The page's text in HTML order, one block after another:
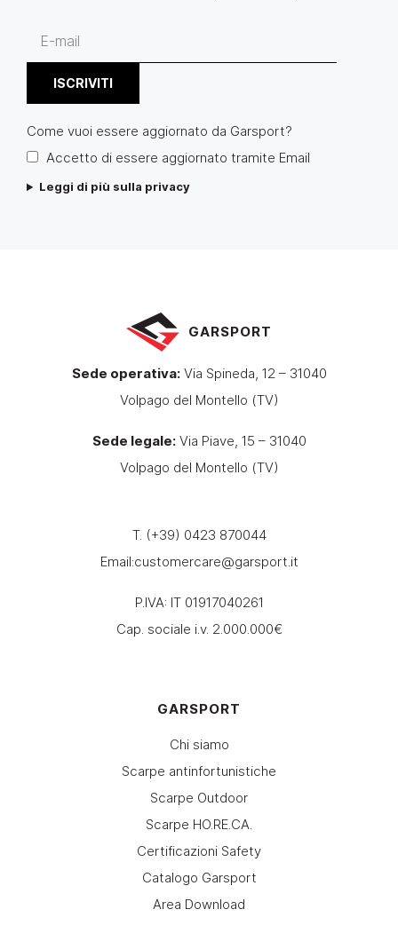
Come vuoi essere aggiornato da Garsport?
Accetto di essere aggiornato tramite Email
Leggi di più sulla privacy
GARSPORT
Sede operativa:Via Spineda, 12 – 31040
Volpago del Montello (TV)
Sede legale:Via Piave, 15 – 31040
Volpago del Montello (TV)
T. (+39) 0423 870044
Email:customercare@garsport.it
P.IVA: IT 01917040261
Cap. sociale i.v. 2.000.000€
GARSPORT
Chi siamo
Scarpe antinfortunistiche
Scarpe Outdoor
Scarpe HO.RE.CA.
Certificazioni Safety
Catalogo Garsport
Area Download